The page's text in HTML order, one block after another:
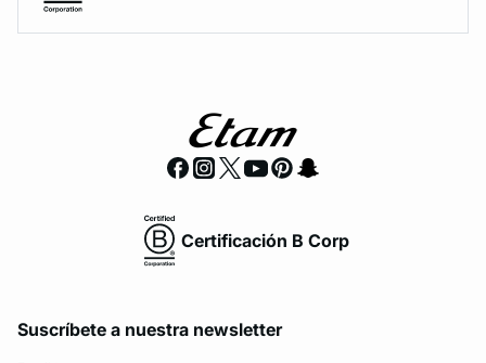
Certificación B Corp
Suscríbete a nuestra newsletter